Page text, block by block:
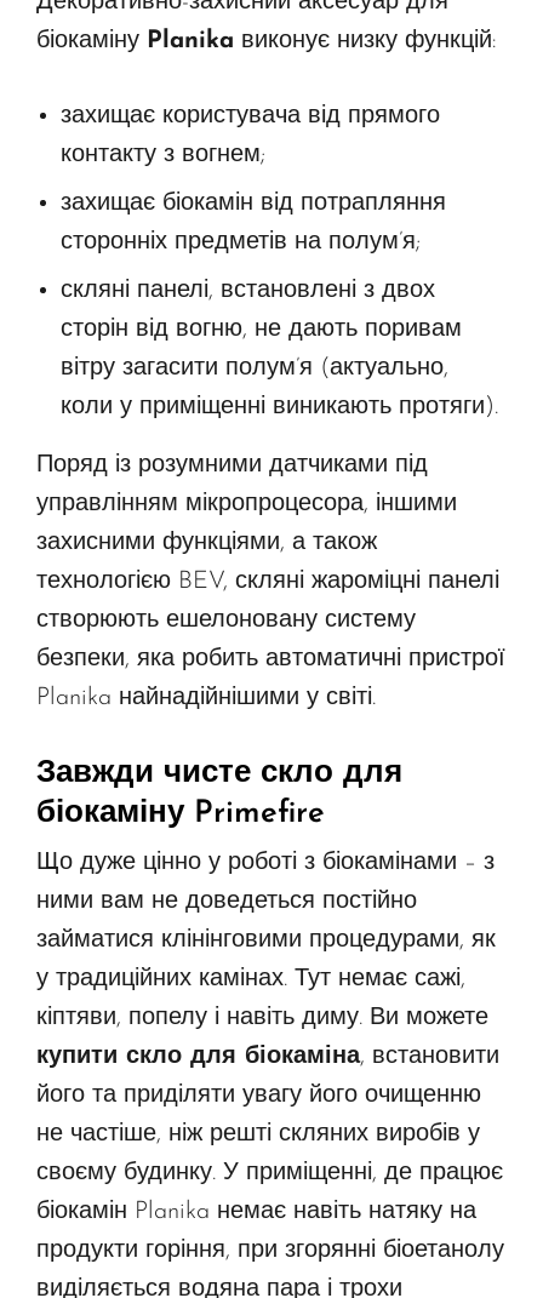
біокаміну Planika виконує низку функцій:
захищає користувача від прямого
контакту з вогнем;
захищає біокамін від потрапляння
сторонніх предметів на полум’я;
скляні панелі, встановлені з двох
сторін від вогню, не дають поривам
вітру загасити полум’я (актуально,
коли у приміщенні виникають протяги).
Поряд із розумними датчиками під
управлінням мікропроцесора, іншими
захисними функціями, а також
технологією BEV, скляні жароміцні панелі
створюють ешелоновану систему
безпеки, яка робить автоматичні пристрої
Planika найнадійнішими у світі.
Завжди чисте скло для
біокаміну Primefire
Що дуже цінно у роботі з біокамінами – з
ними вам не доведеться постійно
займатися клінінговими процедурами, як
у традиційних камінах. Тут немає сажі,
кіптяви, попелу і навіть диму. Ви можете
купити скло для біокаміна, встановити
його та приділяти увагу його очищенню
не частіше, ніж решті скляних виробів у
своєму будинку. У приміщенні, де працює
біокамін Planika немає навіть натяку на
продукти горіння, при згорянні біоетанолу
виділяється водяна пара і трохи